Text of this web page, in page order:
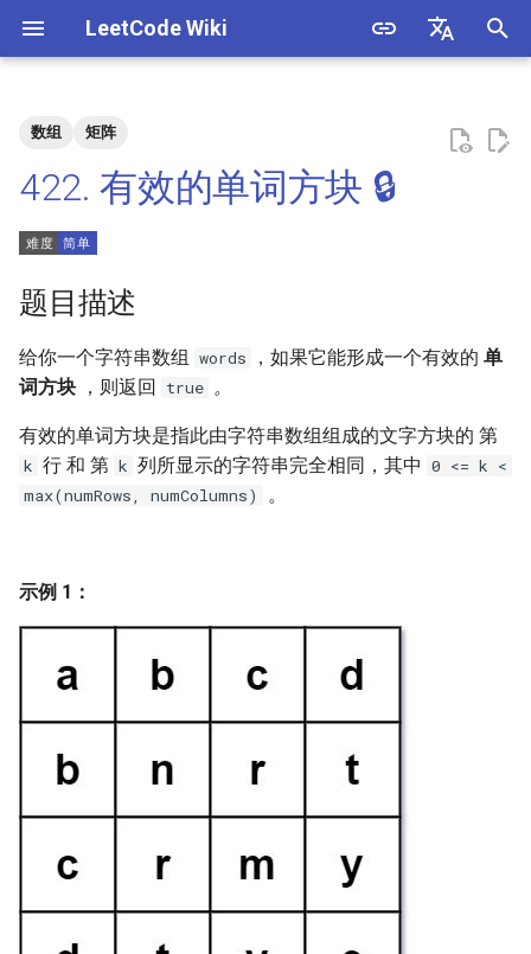
LeetCode Wiki
在
始
化
搜
引
7. 重建二叉树
9. 用两个栈实现队列
10.1. 斐波那契数列
11. 旋转数组的最小数字
12. 矩阵中的路径
14.2. 剪绳子 II
15. 二进制中 1 的个数
数
4. 只出现一次的数字
5. 单词长度的最大乘积
6. 排序数组中两个数字之和
8. 和大于等于 target 的最短子
数组
9. 乘积小于 K 的子数组
12. 左右两边子数组的和相等
13. 二维子矩阵的和
1.5. 一次编辑
1.6. 字符串压缩
1.7. 旋转矩阵
1.9. 字符串轮转
2.1. 移除重复节点
2.4. 分割链表
2.5. 链表求和
数组 矩阵
422. 有效的单词方块 🔒
题目描述
给你一个字符串数组 words ，如果它能形成一个有效的 单
词方块 ，则返回 true 。
有效的单词方块是指此由字符串数组组成的文字方块的 第
k 行 和 第 k 列所显示的字符串完全相同，其中 0 <= k <
max(numRows, numColumns)
。
示例 1：